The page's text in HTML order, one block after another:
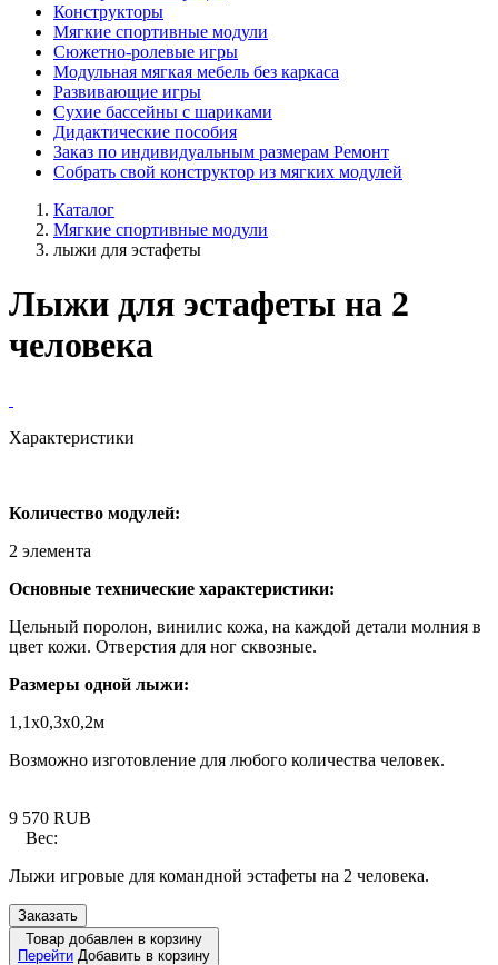
Конструкторы
Мягкие спортивные модули
Cюжетно-ролевые игры
Модульная мягкая мебель без каркаса
Развивающие игры
Сухие бассейны с шариками
Дидактические пособия
Заказ по индивидуальным размерам Ремонт
Собрать свой конструктор из мягких модулей
Каталог
Мягкие спортивные модули
лыжи для эстафеты
Лыжи для эстафеты на 2
человека
Характеристики
Количество модулей:
2 элемента
Основные технические характеристики:
Цельный поролон, винилис кожа, на каждой детали молния в
цвет кожи. Отверстия для ног сквозные.
Размеры одной лыжи:
1,1х0,3х0,2м
Возможно изготовление для любого количества человек.
9 570 RUB
Вес:
Лыжи игровые для командной эстафеты на 2 человека.
Заказать
Товар добавлен в корзину
Перейти Добавить в корзину